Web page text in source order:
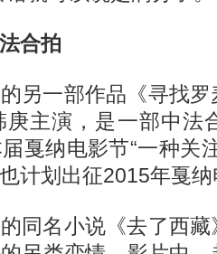
合拍
一部作品《寻找罗
主演，是一部中法
戛纳电影节“一种关
计划出征2015年戛
名小说《去了西藏